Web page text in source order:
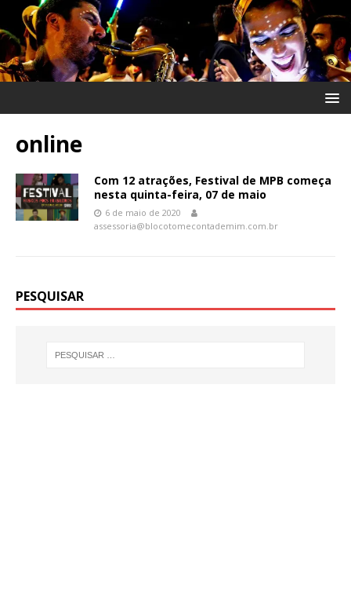
online
Com 12 atrações, Festival de MPB começa
nesta quinta-feira, 07 de maio
6 de maio de 2020
assessoria@blocotomecontademim.com.br
PESQUISAR